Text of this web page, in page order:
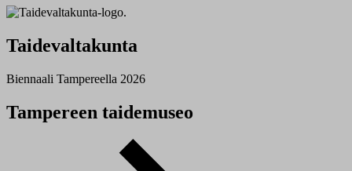
Taidevaltakunta
Biennaali Tampereella 2026
Tampereen taidemuseo